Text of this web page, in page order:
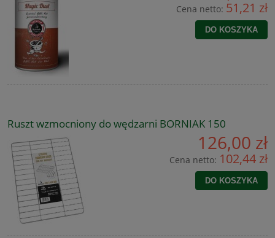
Cena netto: 51,21 zł
DO KOSZYKA
Ruszt wzmocniony do wędzarni BORNIAK 150
126,00 zł
Cena netto: 102,44 zł
DO KOSZYKA